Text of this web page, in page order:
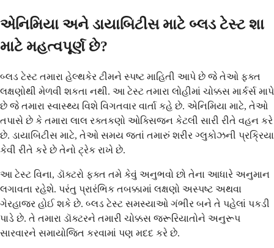
એનિમિયા અને ડાયાબિટીસ માટે બ્લડ ટેસ્ટ શા
માટે મહત્વપૂર્ણ છે?
બ્લડ ટેસ્ટ તમારા હેલ્થકેર ટીમને સ્પષ્ટ માહિતી આપે છે જે તેઓ ફક્ત
લક્ષણોથી મેળવી શકતા નથી. આ ટેસ્ટ તમારા લોહીમાં ચોક્કસ માર્કર્સ માપે
છે જે તમારા સ્વાસ્થ્ય વિશે વિગતવાર વાર્તા કહે છે. એનિમિયા માટે, તેઓ
તપાસે છે કે તમારા લાલ રક્તકણો ઓક્સિજન કેટલી સારી રીતે વહન કરે
છે. ડાયાબિટીસ માટે, તેઓ સમય જતાં તમારું શરીર ગ્લુકોઝની પ્રક્રિયા
કેવી રીતે કરે છે તેનો ટ્રેક રાખે છે.
આ ટેસ્ટ વિના, ડૉક્ટરો ફક્ત તમે કેવું અનુભવો છો તેના આધારે અનુમાન
લગાવતા રહેશે. પરંતુ પ્રારંભિક તબક્કામાં લક્ષણો અસ્પષ્ટ અથવા
ગેરહાજર હોઈ શકે છે. બ્લડ ટેસ્ટ સમસ્યાઓ ગંભીર બને તે પહેલાં પકડી
પાડે છે. તે તમારા ડૉક્ટરને તમારી ચોક્કસ જરૂરિયાતોને અનુરૂપ
સારવારને સમાયોજિત કરવામાં પણ મદદ કરે છે.